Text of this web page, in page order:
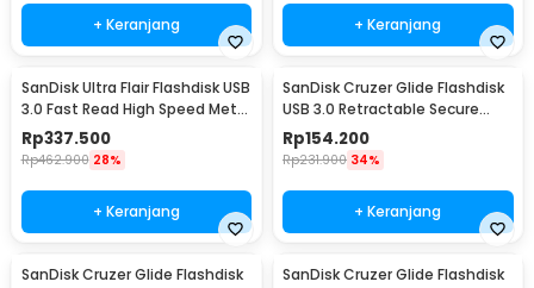
+ Keranjang + Keranjang
SanDisk Ultra Flair Flashdisk USB
3.0 Fast Read High Speed Metal
Case 128GB - SDCZ73
Rp337.500
Rp462.900 28%
+ Keranjang
SanDisk Cruzer Glide Flashdisk
USB 3.0 Retractable Secure
Access 16GB - SDCZ600
Rp154.200
Rp231.900 34%
+ Keranjang
SanDisk Cruzer Glide Flashdisk
SanDisk Cruzer Glide Flashdisk